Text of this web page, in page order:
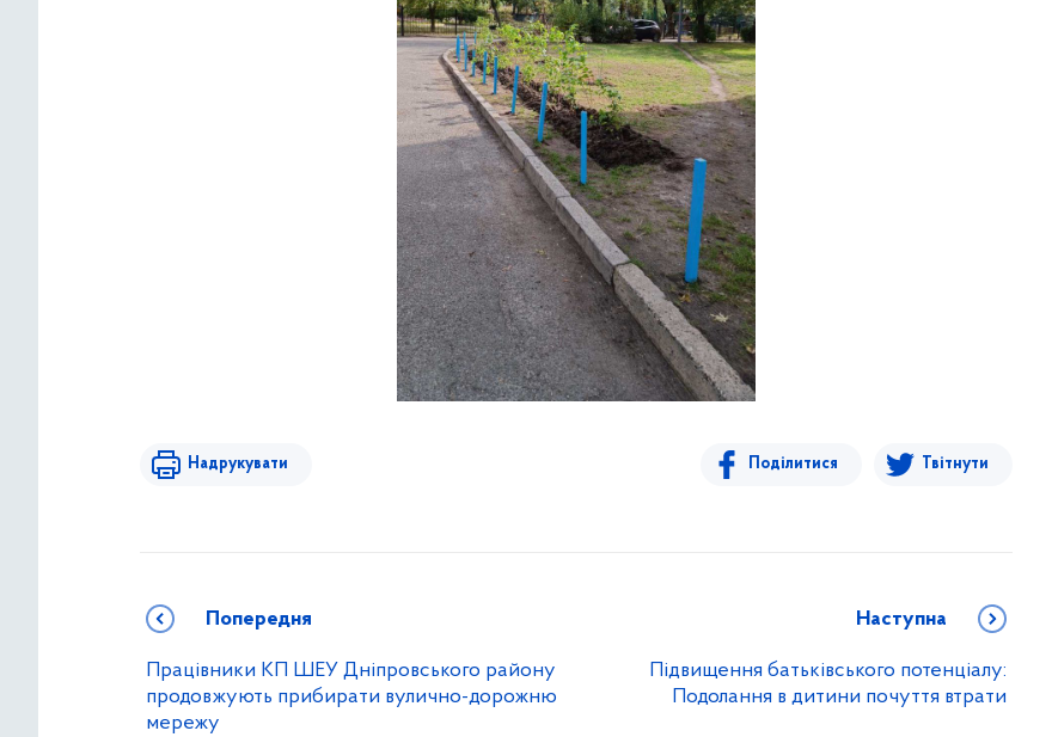
Надрукувати Поділитися Твітнути
Попередня
Працівники КП ШЕУ Дніпровського району
продовжують прибирати вулично-дорожню
мережу
Наступна
Підвищення батьківського потенціалу:
Подолання в дитини почуття втрати